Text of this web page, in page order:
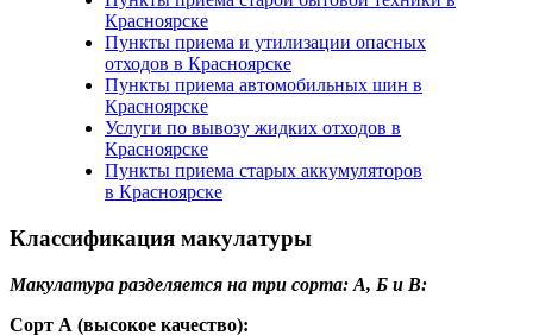
Красноярске
Пункты приема и утилизации опасных
отходов в Красноярске
Пункты приема автомобильных шин в
Красноярске
Услуги по вывозу жидких отходов в
Красноярске
Пункты приема старых аккумуляторов
в Красноярске
Классификация макулатуры
Макулатура разделяется на три сорта: А, Б и В:
Сорт А (высокое качество):